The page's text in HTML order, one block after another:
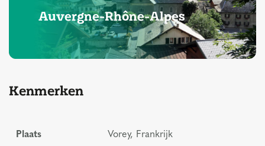
Auvergne-Rhône-Alpes
Kenmerken
Plaats Vorey, Frankrijk